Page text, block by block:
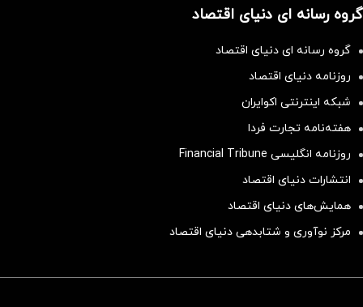
گروه رسانه ای دنیای اقتصاد
گروه رسانه ای دنیای اقتصاد
روزنامه دنیای اقتصاد
شبکه اینترنتی اکوایران
هفته‌نامه تجارت فردا
روزنامه انگلیسی Financial Tribune
انتشارات دنیای اقتصاد
همایش‌های دنیای اقتصاد
مرکز نوآوری و شتابدهی دنیای اقتصاد